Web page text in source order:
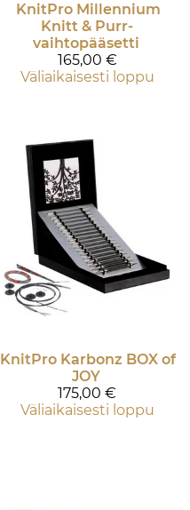
KnitPro Millennium
Knitt & Purr-
vaihtopääsetti
165,00 €
Väliaikaisesti loppu
KnitPro Karbonz BOX of
JOY
175,00 €
Väliaikaisesti loppu